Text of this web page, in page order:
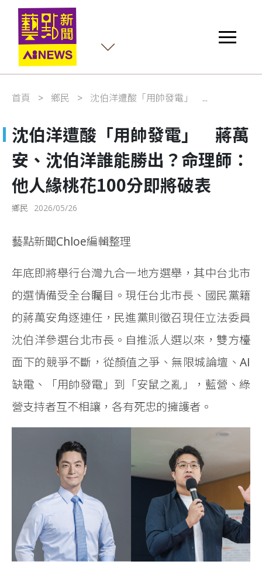
首頁 鄉民 沈伯洋遭酸「用帥發電」 ...
沈伯洋遭酸「用帥發電」 蔣萬
安、沈伯洋誰能勝出？命理師：
他人緣桃花100分即將破表
鄉民 2026/05/26
藝點新聞Chloe編輯整理
年底即將舉行台灣九合一地方選舉，其中台北市
的選情備受全台矚目。現任台北市長、國民黨籍
的蔣萬安角逐連任，民進黨則徵召現任立法委員
沈伯洋參選台北市長。自推派人選以來，雙方檯
面下的競爭不斷，從顏值之爭、無限城論壇、AI
缺電、「用帥發電」到「安鼠之亂」，藍營、綠
營支持者互不相讓，各有死忠的擁護者。